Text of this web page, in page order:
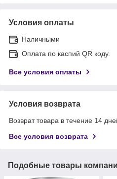
Условия оплаты
Наличными
Оплата по каспий QR коду.
Все условия оплаты
Условия возврата
Возврат товара в течение 14
Все условия возврата
Подобные товары